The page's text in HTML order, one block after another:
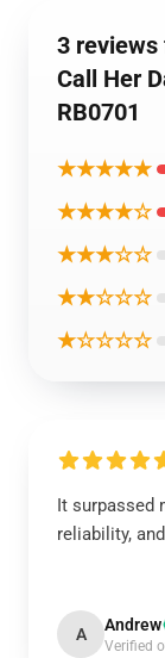
3 reviews
Call Her
RB0701
★★★★★
★★★★☆
★★★☆☆
★★☆☆☆
★☆☆☆☆
It surpassed
reliability,
A Andrew
Verified